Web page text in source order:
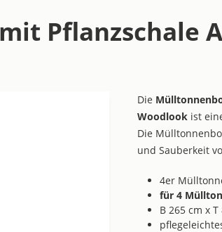
Pflanzschale
Die
Woodlook ist
Die
und Sauberkeit
4er
für 4
B 265 cm x